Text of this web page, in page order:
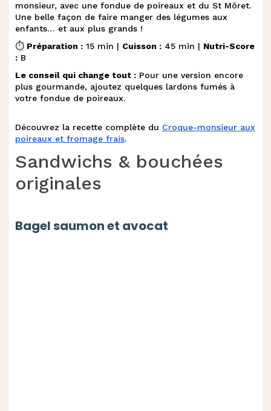
monsieur, avec une fondue de poireaux et du St Môret.
Une belle façon de faire manger des légumes aux
enfants… et aux plus grands !
⏱️ Préparation : 15 min | Cuisson : 45 min | Nutri-Score
: B
Le conseil qui change tout : Pour une version encore
plus gourmande, ajoutez quelques lardons fumés à
votre fondue de poireaux.
Découvrez la recette complète du Croque-monsieur aux
poireaux et fromage frais.
Sandwichs & bouchées
originales
Bagel saumon et avocat